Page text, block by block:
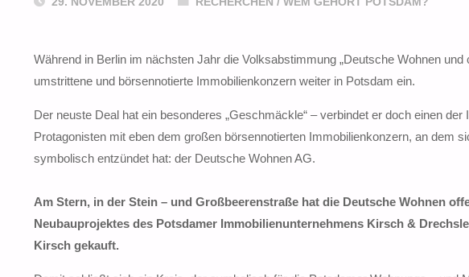
Während in Berlin im nächsten Jahr die Volksabstimmung „Deutsche Wohnen
umstrittene und börsennotierte Immobilienkonzern weiter in Potsdam ein.
Der neuste Deal hat ein besonderes „Geschmäckle“ – verbindet er doch einen
Protagonisten mit eben dem großen börsennotierten Immobilienkonzern, an dem
symbolisch entzündet hat: der Deutsche Wohnen AG.
Am Stern, in der Stein – und Großbeerenstraße hat die Deutsche Wohnen
Neubauprojektes des Potsdamer Immobilienunternehmens Kirsch &
Kirsch gekauft.